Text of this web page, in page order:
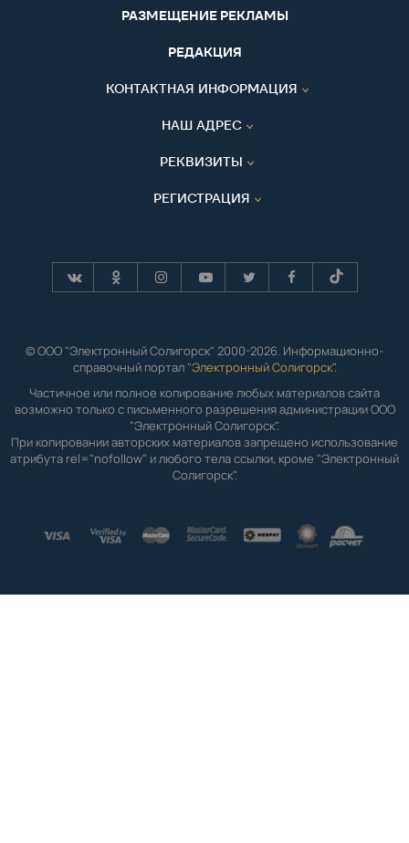
РАЗМЕЩЕНИЕ РЕКЛАМЫ
РЕДАКЦИЯ
КОНТАКТНАЯ ИНФОРМАЦИЯ
НАШ АДРЕС
РЕКВИЗИТЫ
РЕГИСТРАЦИЯ
© ООО "Электронный Солигорск" 2000-2026. Информационно-
справочный портал "Электронный Солигорск".
Частичное или полное копирование любых материалов сайта
возможно только с письменного разрешения администрации ООО
"Электронный Солигорск".
При копировании авторских материалов запрещено использование
атрибута rel="nofollow" и любого тела ссылки, кроме "Электронный
Солигорск".